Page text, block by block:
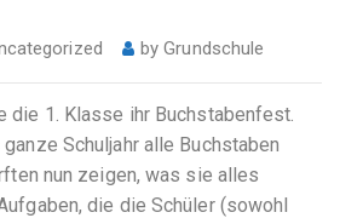
byGrundschule
die 1. Klasse ihr Buchstabenfest.
Schuljahr alle Buchstaben
nun zeigen, was sie alles
die die Schüler (sowohl